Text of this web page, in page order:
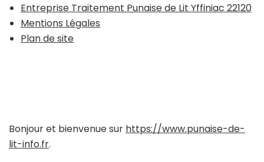
Entreprise Traitement Punaise de Lit Yffiniac 22120
Mentions Légales
Plan de site
Bonjour et bienvenue sur https://www.punaise-de-
lit-info.fr.